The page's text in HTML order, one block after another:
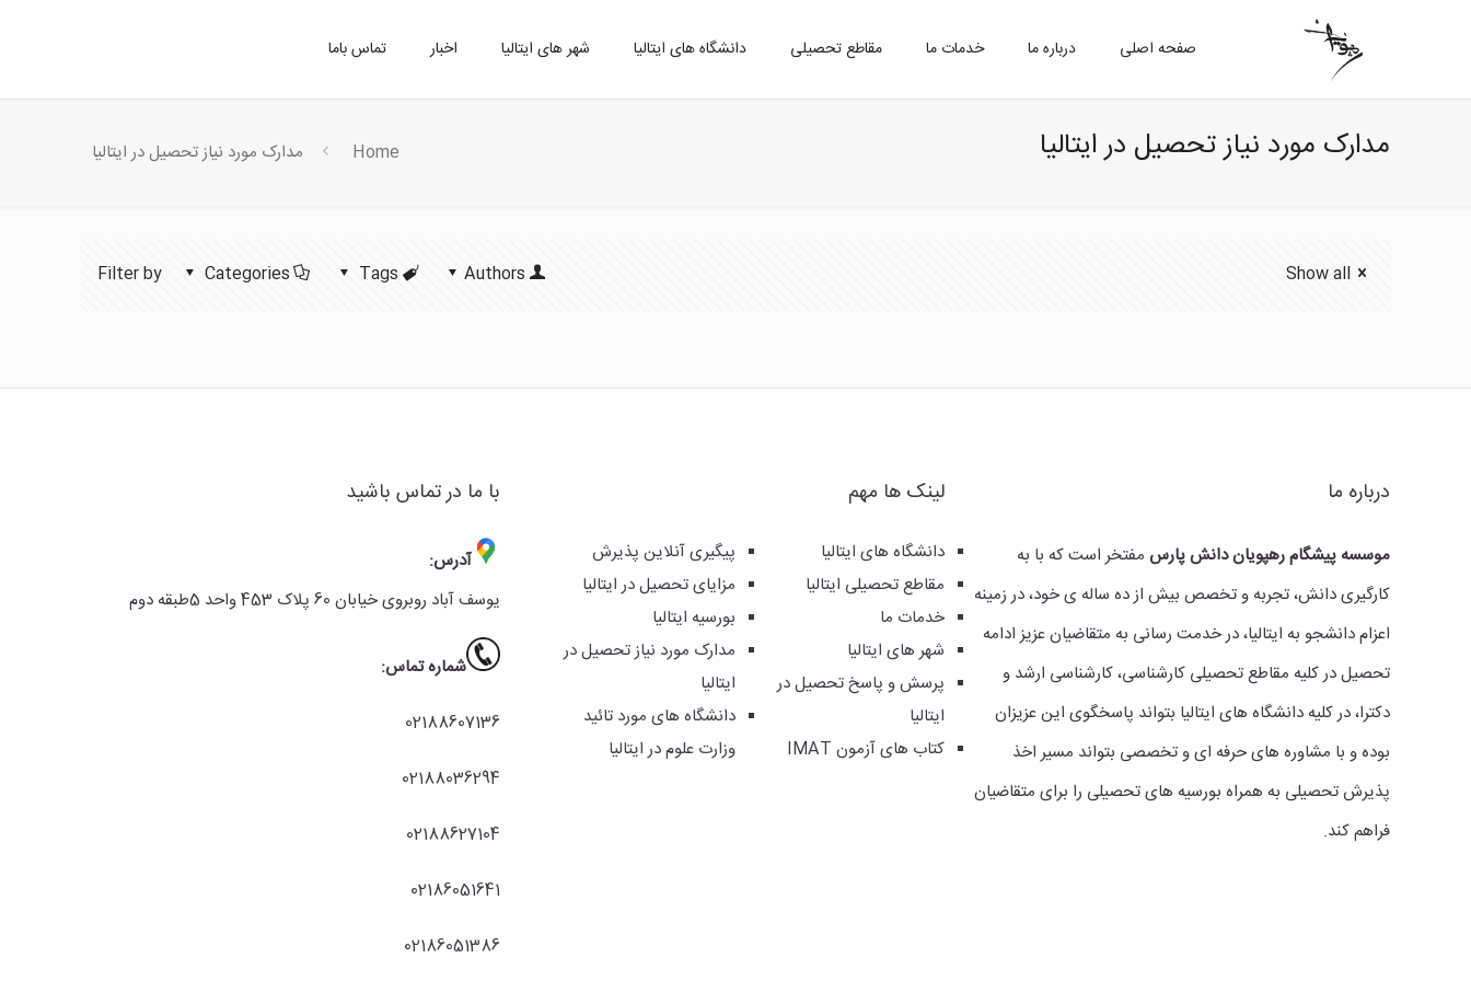
صفحه اصلی درباره ما خدمات ما مقاطع تحصیلی دانشگاه های ایتالیا شهر های ایتالیا اخبار تماس باما
مدارک مورد نیاز تحصیل در ایتالیا Home مدارک مورد نیاز تحصیل در ایتالیا
Filter by Categories Tags Authors Show all
درباره ما
موسسه پیشگام رهپویان دانش پارس مفتخر است که با به
کارگیری دانش، تجربه و تخصص بیش از ده ساله ی خود، در زمینه
اعزام دانشجو به ایتالیا، در خدمت رسانی به متقاضیان عزیز ادامه
تحصیل در کلیه مقاطع تحصیلی کارشناسی، کارشناسی ارشد و
دکترا، در کلیه دانشگاه های ایتالیا بتواند پاسخگوی این عزیزان
بوده و با مشاوره های حرفه ای و تخصصی بتواند مسیر اخذ
پذیرش تحصیلی به همراه بورسیه های تحصیلی را برای متقاضیان
فراهم کند.
لینک ها مهم
پیگیری آنلاین پذیرش
مزایای تحصیل در ایتالیا
بورسیه ایتالیا
مدارک مورد نیاز تحصیل در
ایتالیا
دانشگاه های مورد تائید
وزارت علوم در ایتالیا
دانشگاه های ایتالیا
مقاطع تحصیلی ایتالیا
خدمات ما
شهر های ایتالیا
پرسش و پاسخ تحصیل در
ایتالیا
کتاب های آزمون IMAT
با ما در تماس باشید
آدرس:
یوسف آباد روبروی خیابان 60 پلاک 453 واحد 5طبقه دوم
شماره تماس:
02188607136
02188036294
02188627104
02186051641
02186051386